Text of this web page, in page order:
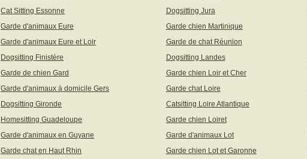
Cat Sitting Essonne Dogsitting Jura
Garde d'animaux Eure Garde chien Martinique
Garde d'animaux Eure et Loir Garde de chat Réunion
Dogsitting Finistère Dogsitting Landes
Garde de chien Gard Garde chien Loir et Cher
Garde d'animaux à domicile Gers Garde chat Loire
Dogsitting Gironde Catsitting Loire Atlantique
Homesitting Guadeloupe Garde chien Loiret
Garde d'animaux en Guyane Garde d'animaux Lot
Garde chat en Haut Rhin Garde chien Lot et Garonne